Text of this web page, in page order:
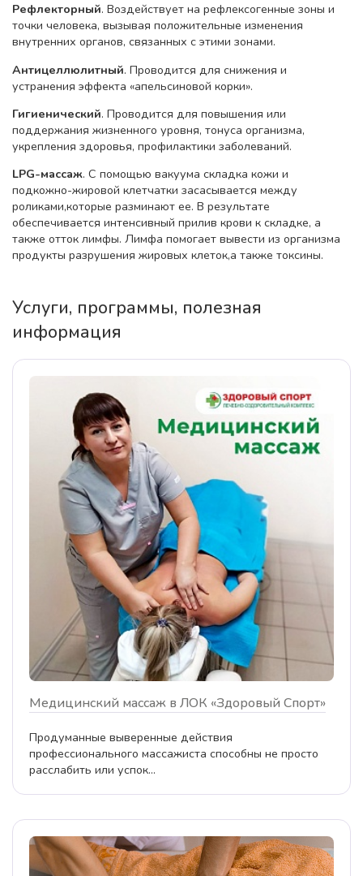
Рефлекторный. Воздействует на рефлексогенные зоны и
точки человека, вызывая положительные изменения
внутренних органов, связанных с этими зонами.
Антицеллюлитный. Проводится для снижения и
устранения эффекта «апельсиновой корки».
Гигиенический. Проводится для повышения или
поддержания жизненного уровня, тонуса организма,
укрепления здоровья, профилактики заболеваний.
LPG-массаж. С помощью вакуума складка кожи и
подкожно-жировой клетчатки засасывается между
роликами,которые разминают ее. В результате
обеспечивается интенсивный прилив крови к складке, а
также отток лимфы. Лимфа помогает вывести из организма
продукты разрушения жировых клеток,а также токсины.
Услуги, программы, полезная
информация
Медицинский массаж в ЛОК «Здоровый Спорт»
Продуманные выверенные действия
профессионального массажиста способны не просто
расслабить или успок...